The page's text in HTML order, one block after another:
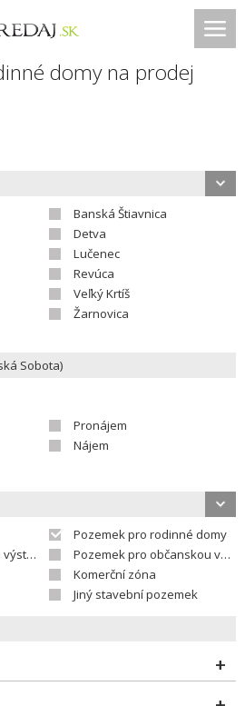
domy na prodej
Banská Štiavnica
Detva
Lučenec
Revúca
Veľký Krtíš
Žarnovica
Pronájem
Nájem
Pozemek pro rodinné domy
Pozemek pro občanskou vybavenost
Komerční zóna
Jiný stavební pozemek